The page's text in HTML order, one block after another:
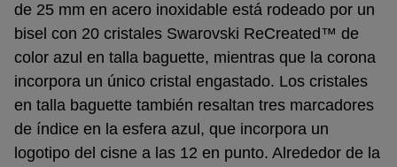
de 25 mm en acero inoxidable está rodeado por un
bisel con 20 cristales Swarovski ReCreated™ de
color azul en talla baguette, mientras que la corona
incorpora un único cristal engastado. Los cristales
en talla baguette también resaltan tres marcadores
de índice en la esfera azul, que incorpora un
logotipo del cisne a las 12 en punto. Alrededor de la